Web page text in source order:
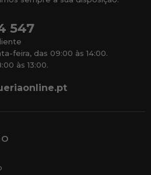
547
feira, das 09:00 às 14:00.
às 13:00.